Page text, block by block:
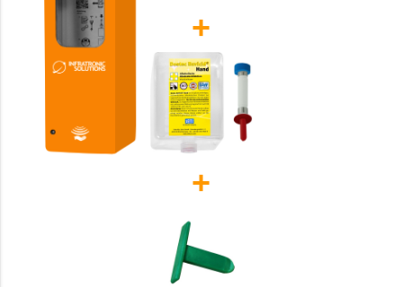
+
+